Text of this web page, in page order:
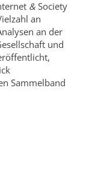
& Society
an
an der
und
Sammelband